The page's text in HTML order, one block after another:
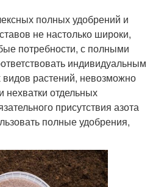
полных удобрений и
не настолько широки,
потребности, с полными
индивидуальным
растений, невозможно
нехватки отдельных
присутствия азота
полные удобрения,